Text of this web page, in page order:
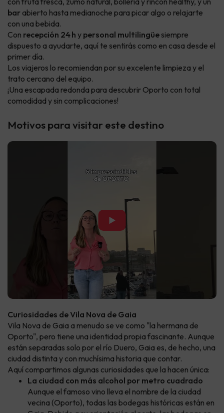
bar abierto hasta medianoche para picar algo o relajarte
con una bebida.
Con recepción 24 h y personal multilingüesiempre
dispuesto a ayudarte, aquí te sentirás como en casa desde el
primer día.
Los viajeros lo recomiendan por su excelente limpieza y el
trato cercano del equipo.
¡Una escapada redonda para descubrir Oporto con total
comodidad y sin complicaciones!
Motivos para visitar este destino
▶
Curiosidades de Vila Nova de Gaia
Vila Nova de Gaia a menudo se ve como "la hermana de
Oporto", pero tiene una identidad propia fascinante. Aunque
están separadas solo por el río Duero, Gaia es, de hecho, una
ciudad distinta y con muchísima historia que contar.
Aquí compartimos algunas curiosidades que la hacen única:
La ciudad con más alcohol por metro cuadrado
Aunque el famoso vino lleva el nombre de la ciudad
vecina (Oporto), todas las bodegas históricas están en